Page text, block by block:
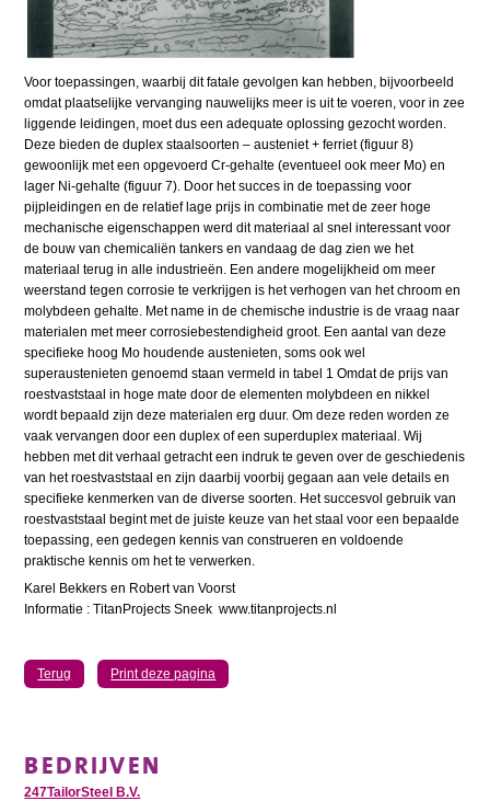
Voor toepassingen, waarbij dit fatale gevolgen kan hebben, bijvoorbeeld
omdat plaatselijke vervanging nauwelijks meer is uit te voeren, voor in zee
liggende leidingen, moet dus een adequate oplossing gezocht worden.
Deze bieden de duplex staalsoorten – austeniet + ferriet (figuur 8)
gewoonlijk met een opgevoerd Cr-gehalte (eventueel ook meer Mo) en
lager Ni-gehalte (figuur 7). Door het succes in de toepassing voor
pijpleidingen en de relatief lage prijs in combinatie met de zeer hoge
mechanische eigenschappen werd dit materiaal al snel interessant voor
de bouw van chemicaliën tankers en vandaag de dag zien we het
materiaal terug in alle industrieën. Een andere mogelijkheid om meer
weerstand tegen corrosie te verkrijgen is het verhogen van het chroom en
molybdeen gehalte. Met name in de chemische industrie is de vraag naar
materialen met meer corrosiebestendigheid groot. Een aantal van deze
specifieke hoog Mo houdende austenieten, soms ook wel
superaustenieten genoemd staan vermeld in tabel 1 Omdat de prijs van
roestvaststaal in hoge mate door de elementen molybdeen en nikkel
wordt bepaald zijn deze materialen erg duur. Om deze reden worden ze
vaak vervangen door een duplex of een superduplex materiaal. Wij
hebben met dit verhaal getracht een indruk te geven over de geschiedenis
van het roestvaststaal en zijn daarbij voorbij gegaan aan vele details en
specifieke kenmerken van de diverse soorten. Het succesvol gebruik van
roestvaststaal begint met de juiste keuze van het staal voor een bepaalde
toepassing, een gedegen kennis van construeren en voldoende
praktische kennis om het te verwerken.
Karel Bekkers en Robert van Voorst
Informatie : TitanProjects Sneek www.titanprojects.nl
Terug Print deze pagina
BEDRIJVEN
247TailorSteel B.V.